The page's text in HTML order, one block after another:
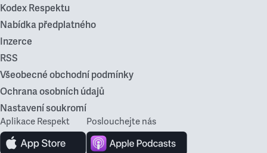
Kodex Respektu
Nabídka předplatného
Inzerce
RSS
Všeobecné obchodní podmínky
Ochrana osobních údajů
Nastavení soukromí
Aplikace Respekt Poslouchejte nás